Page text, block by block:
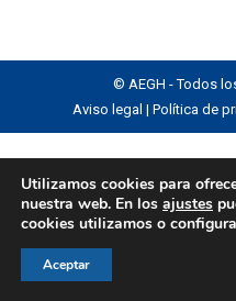
© AEGH - Todos
Aviso legal | Política de
Utilizamos cookies para
nuestra web. En los ajustes
cookies utilizamos o
Aceptar